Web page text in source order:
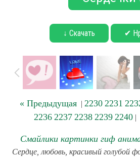
↓ Скачать ✔
« Предыдущая | 2230 2231
2236 2237 2238 2239 2240|
Смайлики картинки гиф
Сердце, любовь, красивый голубой